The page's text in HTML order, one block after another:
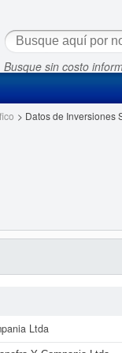
Busque sin costo
> Datos de Inversiones
Ltda